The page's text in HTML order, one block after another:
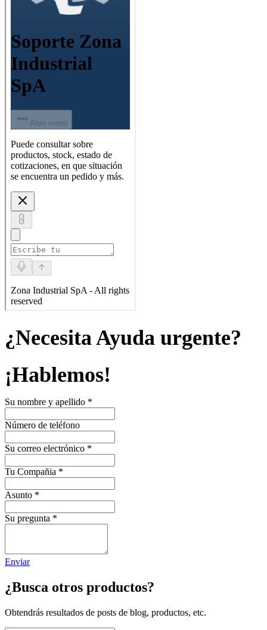
¿Necesita Ayuda urgente?
¡Hablemos!
Su nombre y apellido *
Número de teléfono
Su correo electrónico *
Tu Compañia *
Asunto *
Su pregunta *
Enviar
¿Busca otros productos?
Obtendrás resultados de posts de blog, productos, etc.